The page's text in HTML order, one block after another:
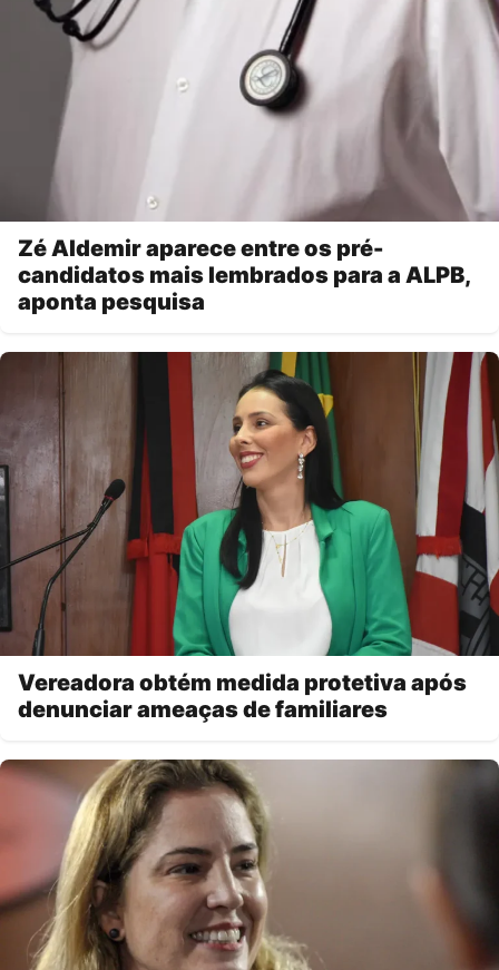
Zé Aldemir aparece entre os pré-
candidatos mais lembrados para a ALPB,
aponta pesquisa
Vereadora obtém medida protetiva após
denunciar ameaças de familiares